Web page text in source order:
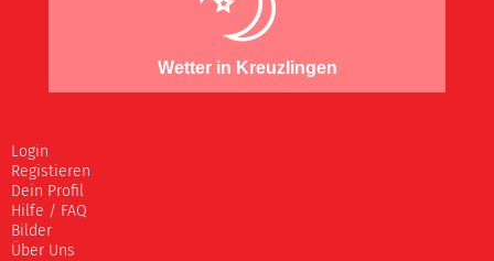
Wetter in Kreuzlingen
Login
Registieren
Dein Profil
Hilfe / FAQ
Bilder
Über Uns